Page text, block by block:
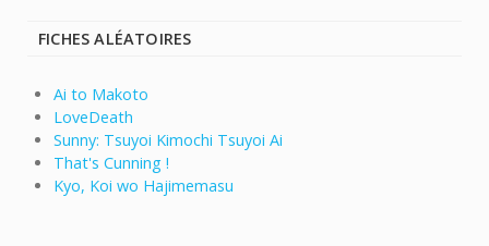
FICHES ALÉATOIRES
Ai to Makoto
LoveDeath
Sunny: Tsuyoi Kimochi Tsuyoi Ai
That's Cunning !
Kyo, Koi wo Hajimemasu